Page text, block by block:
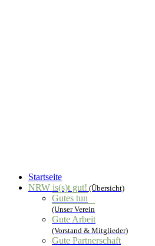
Startseite
NRW is(s)t gut! (Übersicht)
Gutes tun
(Unser Verein
Gute Arbeit
(Vorstand & Mitglieder)
Gute Partnerschaft